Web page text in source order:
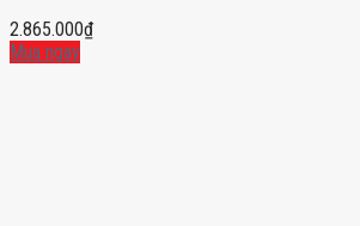
2.865.000₫
Mua ngay